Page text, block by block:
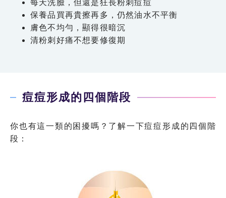
每天洗臉，但還是狂長粉刺痘痘
保養品買再貴擦再多，仍然油水不平衡
膚色不均勻，顯得很暗沉
清粉刺好痛不想要修復期
痘痘形成的四個階段
你也有這一類的困擾嗎？了解一下痘痘形成的四個階
段：